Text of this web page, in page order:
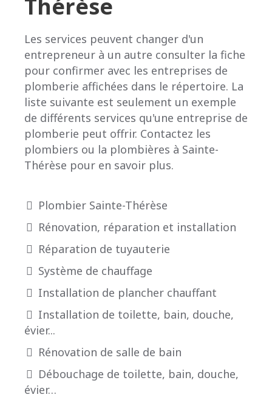
Thérèse
Les services peuvent changer d'un
entrepreneur à un autre consulter la fiche
pour confirmer avec les entreprises de
plomberie affichées dans le répertoire. La
liste suivante est seulement un exemple
de différents services qu'une entreprise de
plomberie peut offrir. Contactez les
plombiers ou la plombières à Sainte-
Thérèse pour en savoir plus.
Plombier Sainte-Thérèse
Rénovation, réparation et installation
Réparation de tuyauterie
Système de chauffage
Installation de plancher chauffant
Installation de toilette, bain, douche,
évier...
Rénovation de salle de bain
Débouchage de toilette, bain, douche,
évier…